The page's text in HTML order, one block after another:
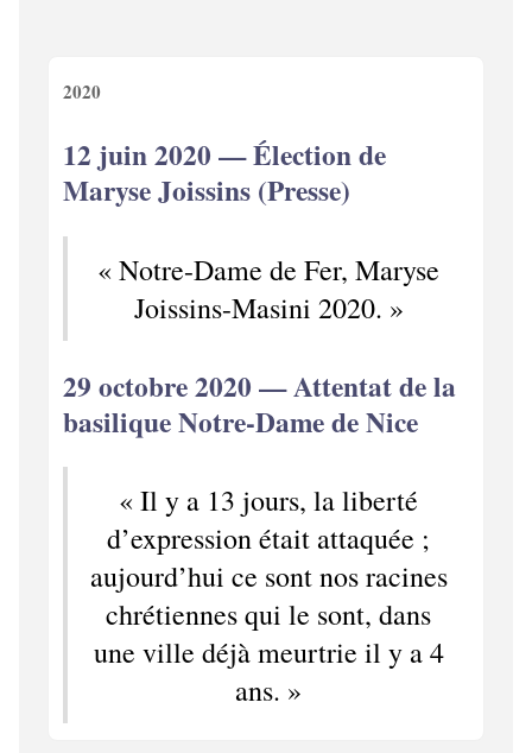
2020
12 juin 2020 — Élection de
Maryse Joissins (Presse)
« Notre-Dame de Fer, Maryse
Joissins-Masini 2020. »
29 octobre 2020 — Attentat de la
basilique Notre‑Dame de Nice
« Il y a 13 jours, la liberté
d’expression était attaquée ;
aujourd’hui ce sont nos racines
chrétiennes qui le sont, dans
une ville déjà meurtrie il y a 4
ans. »